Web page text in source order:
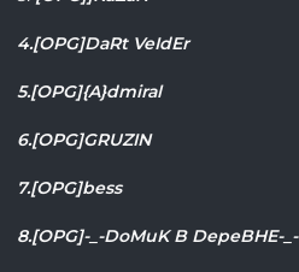
4.[OPG]DaRt VeIdEr
5.[OPG]{A}dmiral
6.[OPG]GRUZIN
7.[OPG]bess
8.[OPG]-_-DoMuK B DepeBHE-_-